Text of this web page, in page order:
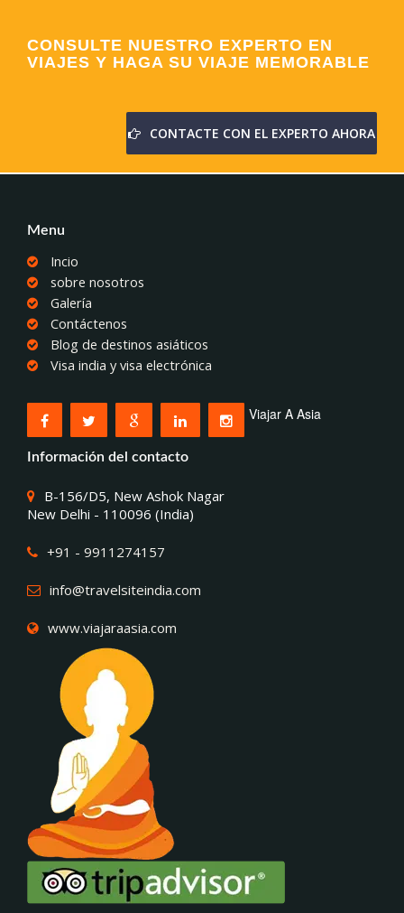
CONSULTE NUESTRO EXPERTO EN
VIAJES Y HAGA SU VIAJE MEMORABLE
CONTACTE CON EL EXPERTO AHORA
Menu
Incio
sobre nosotros
Galería
Contáctenos
Blog de destinos asiáticos
Visa india y visa electrónica
Información del contacto
Viajar A Asia
B-156/D5, New Ashok Nagar
New Delhi - 110096 (India)
+91 - 9911274157
info@travelsiteindia.com
www.viajaraasia.com